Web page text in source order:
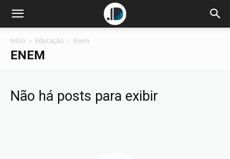
Início Educação Enem
ENEM
Não há posts para exibir